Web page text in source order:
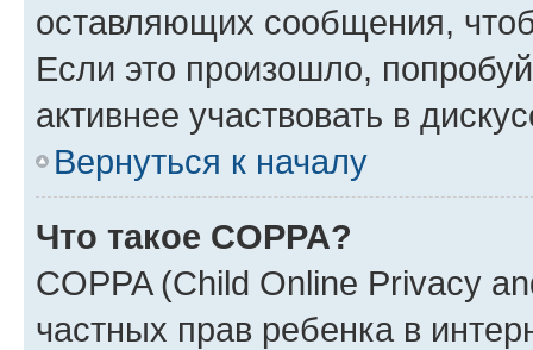
оставляющих сообщения,
Если это произошло,
активнее участвовать в
Вернуться к началу
Что такое COPPA?
COPPA (Child Online Privacy
частных прав ребенка в